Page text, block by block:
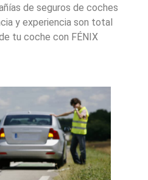
de seguros de coches
y experiencia son total
tu coche con FÉNIX